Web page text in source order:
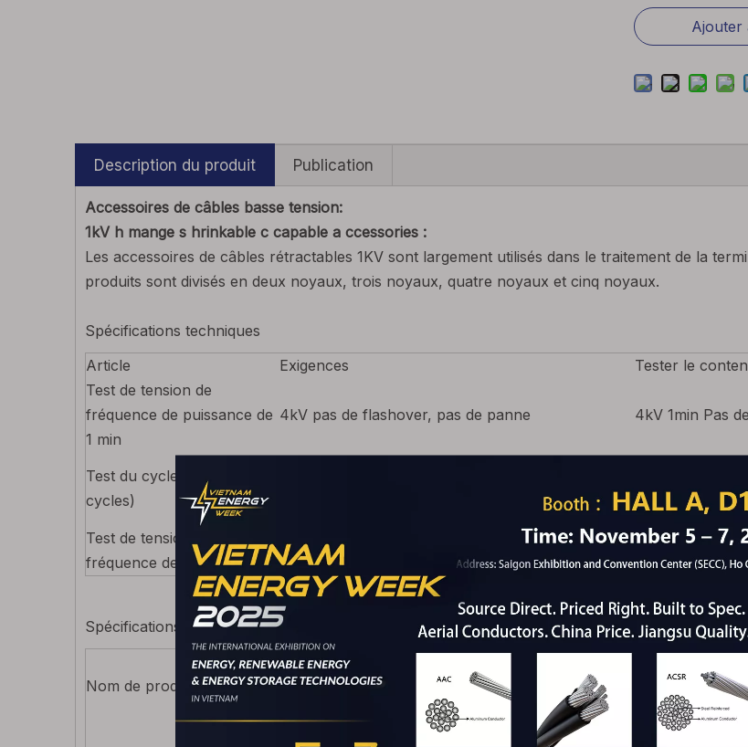
Ajouter
Description du produit Publication
Accessoires de câbles basse tension:
1kV h mange s hrinkable c capable a ccessories :
Les accessoires de câbles rétractables 1KV sont largement utilisés dans le traitement de la
produits sont divisés en deux noyaux, trois noyaux, quatre noyaux et cinq noyaux.
Spécifications techniques
Article
Exigences Tester le
Test de tension de
fréquence de puissance de
1 min
4kV pas de flashover, pas de panne 4kV 1min Pas
Test du cycle de charge (3
cycles)
conducteur est de 75 ℃ lors du chauffage.
conducteur est
Test de tension de la
fréquence de puissance 4H
2,4 kV pas de flashover, pas de ventilation 2,4 kV 4h pas
Spécifications du produit
Nom de produit